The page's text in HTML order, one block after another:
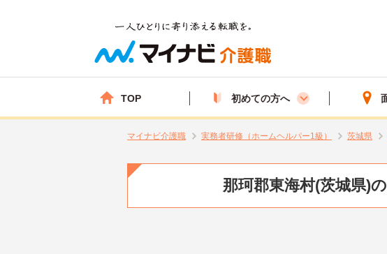
TOP 初めての方へ
マイナビ介護職 実務者研修（ホームヘルパー1級） 茨城県
那珂郡東海村(茨城県)